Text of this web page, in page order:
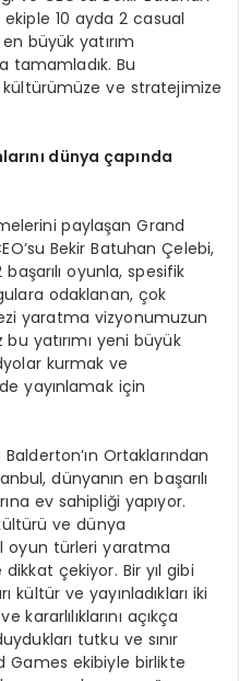
ekiple 10 ayda 2 casual
büyük yatırım
tamamladık. Bu
kültürümüze ve stratejimize
dünya çapında
paylaşan Grand
Bekir Batuhan Çelebi,
oyunla, spesifik
odaklanan, çok
yaratma vizyonumuzun
bu yatırımı yeni büyük
kurmak ve
yayınlamak için
Ortaklarından
dünyanın en başarılı
ev sahipliği yapıyor.
ve dünya
oyun türleri yaratma
çekiyor. Bir yıl gibi
kültür ve yayınladıkları iki
kararlılıklarını açıkça
tutku ve sınır
Games ekibiyle birlikte